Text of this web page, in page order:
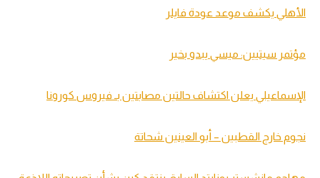
الأهلي يكشف موعد عودة فايلر
مؤتمر سيتيين: ميسي يبدو بخير
الإسماعيلي يعلن اكتشاف حالتين مصابتين بـ فيروس كورونا
نجوم خارج القطبين – أبو العينين شحاتة